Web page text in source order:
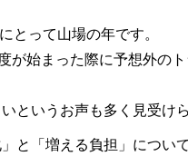
とって山場の年です。
始まった際に予想外の
というお声も多く見受けら
と「増える負担」につい